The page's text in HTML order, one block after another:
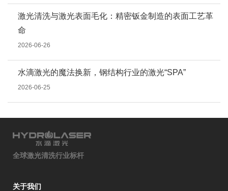
激光清洗与激光表面毛化：精密钣金制造的表面工艺革
命
2026-06-26
水滴激光的魔法换新，钢结构行业的激光“SPA”
2026-06-25
全球激光清洗行业标杆
关于我们